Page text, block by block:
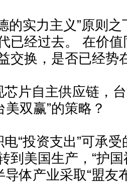
的实力主义”原则
已经过去。 在价
交换，是否已经势
片自主供应链，
美双赢”的策略？
“投资支出”可承
到美国生产，“护国
导体产业采取“盟友